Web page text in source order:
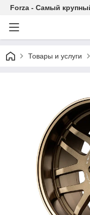
Forza - Самый
Товары и услуги